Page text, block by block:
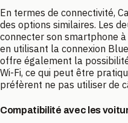
En termes de connectivité,
des options similaires. Les
connecter son smartphone
en utilisant la connexion
offre également la
Wi-Fi, ce qui peut être
préfèrent ne pas utiliser de
Compatibilité avec les